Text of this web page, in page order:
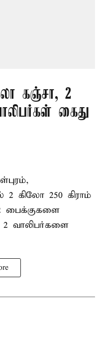
கஞ்சா, 2
கைது
2 கிலோ 250 கிராம்
2 வாலிபர்களை